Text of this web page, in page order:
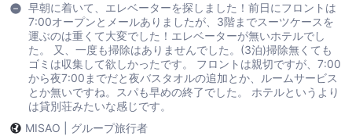
早朝に着いて、エレベーターを探しました！前日にフロントは
7:00オープンとメールありましたが、3階までスーツケースを
運ぶのは重くて大変でした！エレベーターが無いホテルでし
た。 又、一度も掃除はありませんでした。(3泊)掃除無くても
ゴミは収集して欲しかったです。 フロントは親切ですが、7:00
から夜7:00までだと夜バスタオルの追加とか、ルームサービス
とか無いですね。スパも早めの終了でした。 ホテルというより
は貸別荘みたいな感じです。
MISAO
グループ旅行者